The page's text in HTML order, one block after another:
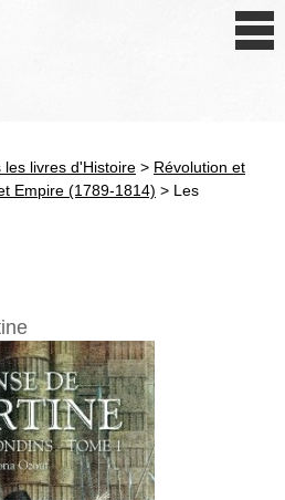
Antiquité
Révolution et XIXe siècle
XXe siècle
Autres civilisations
Thématiques
les livres d'Histoire > Révolution et
Empire (1789-1814) > Les